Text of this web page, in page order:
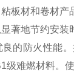
板材和卷材产
著地节约安装
的防火性能
级难燃材料。